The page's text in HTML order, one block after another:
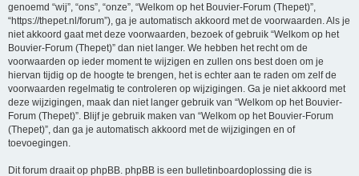
genoemd “wij”, “ons”, “onze”, “Welkom op het Bouvier-Forum (Thepet)”,
“https://thepet.nl/forum”), ga je automatisch akkoord met de voorwaarden. Als je
niet akkoord gaat met deze voorwaarden, bezoek of gebruik “Welkom op het
Bouvier-Forum (Thepet)” dan niet langer. We hebben het recht om de
voorwaarden op ieder moment te wijzigen en zullen ons best doen om je
hiervan tijdig op de hoogte te brengen, het is echter aan te raden om zelf de
voorwaarden regelmatig te controleren op wijzigingen. Ga je niet akkoord met
deze wijzigingen, maak dan niet langer gebruik van “Welkom op het Bouvier-
Forum (Thepet)”. Blijf je gebruik maken van “Welkom op het Bouvier-Forum
(Thepet)”, dan ga je automatisch akkoord met de wijzigingen en of
toevoegingen.
Dit forum draait op phpBB. phpBB is een bulletinboardoplossing die is